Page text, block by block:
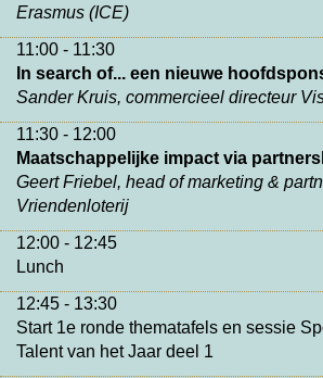
Erasmus (ICE)
11:00 - 11:30
In search of... een nieuwe
Sander Kruis, commercieel directeur
11:30 - 12:00
Maatschappelijke impact via
Geert Friebel, head of marketing &
Vriendenloterij
12:00 - 12:45
Lunch
12:45 - 13:30
Start 1e ronde thematafels en sessie
Talent van het Jaar deel 1